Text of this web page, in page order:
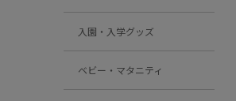
入園・入学グッズ
ベビー・マタニティ